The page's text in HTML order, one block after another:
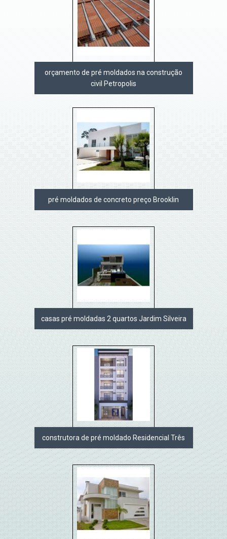
orçamento de pré moldados na construção
civil Petropolis
pré moldados de concreto preço Brooklin
casas pré moldadas 2 quartos Jardim Silveira
construtora de pré moldado Residencial Três